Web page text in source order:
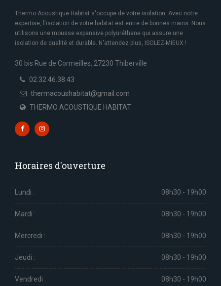
Thermo Acoustique Habitat s'occupe de votre isolation. Avec notre
expertise, l'isolation de votre habitat est entre de bonnes mains. Nous
utilisons une mousse expansive polyuréthane qui assure une
isolation de qualité et durable. N'attendez plus, ISOLEZ-MIEUX !
30 bis Rue de Cormeilles, 27230 Thiberville
02.32.46.38.43
thermacoushabitat@gmail.com
THERMO ACOUSTIQUE HABITAT
Horaires d'ouverture
Lundi : 08h30 - 19h00
Mardi : 08h30 - 19h00
Mercredi : 08h30 - 19h00
Jeudi : 08h30 - 19h00
Vendredi : 08h30 - 19h00